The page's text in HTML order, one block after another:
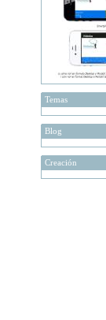
Temas
Blog
Creación